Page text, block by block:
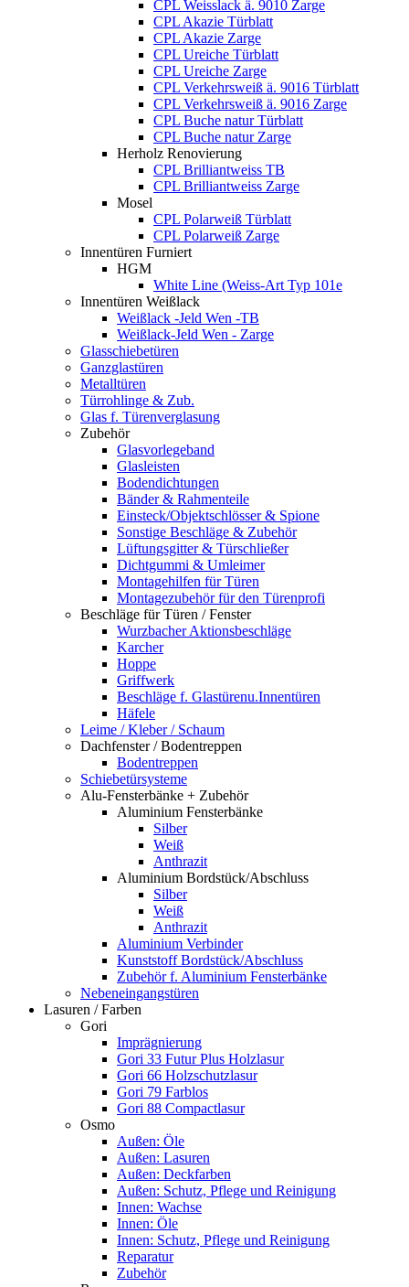
CPL Weisslack ä. 9010 Zarge
CPL Akazie Türblatt
CPL Akazie Zarge
CPL Ureiche Türblatt
CPL Ureiche Zarge
CPL Verkehrsweiß ä. 9016 Türblatt
CPL Verkehrsweiß ä. 9016 Zarge
CPL Buche natur Türblatt
CPL Buche natur Zarge
Herholz Renovierung
CPL Brilliantweiss TB
CPL Brilliantweiss Zarge
Mosel
CPL Polarweiß Türblatt
CPL Polarweiß Zarge
Innentüren Furniert
HGM
White Line (Weiss-Art Typ 101e
Innentüren Weißlack
Weißlack -Jeld Wen -TB
Weißlack-Jeld Wen - Zarge
Glasschiebetüren
Ganzglastüren
Metalltüren
Türrohlinge & Zub.
Glas f. Türenverglasung
Zubehör
Glasvorlegeband
Glasleisten
Bodendichtungen
Bänder & Rahmenteile
Einsteck/Objektschlösser & Spione
Sonstige Beschläge & Zubehör
Lüftungsgitter & Türschließer
Dichtgummi & Umleimer
Montagehilfen für Türen
Montagezubehör für den Türenprofi
Beschläge für Türen / Fenster
Wurzbacher Aktionsbeschläge
Karcher
Hoppe
Griffwerk
Beschläge f. Glastürenu.Innentüren
Häfele
Leime / Kleber / Schaum
Dachfenster / Bodentreppen
Bodentreppen
Schiebetürsysteme
Alu-Fensterbänke + Zubehör
Aluminium Fensterbänke
Silber
Weiß
Anthrazit
Aluminium Bordstück/Abschluss
Silber
Weiß
Anthrazit
Aluminium Verbinder
Kunststoff Bordstück/Abschluss
Zubehör f. Aluminium Fensterbänke
Nebeneingangstüren
Lasuren / Farben
Gori
Imprägnierung
Gori 33 Futur Plus Holzlasur
Gori 66 Holzschutzlasur
Gori 79 Farblos
Gori 88 Compactlasur
Osmo
Außen: Öle
Außen: Lasuren
Außen: Deckfarben
Außen: Schutz, Pflege und Reinigung
Innen: Wachse
Innen: Öle
Innen: Schutz, Pflege und Reinigung
Reparatur
Zubehör